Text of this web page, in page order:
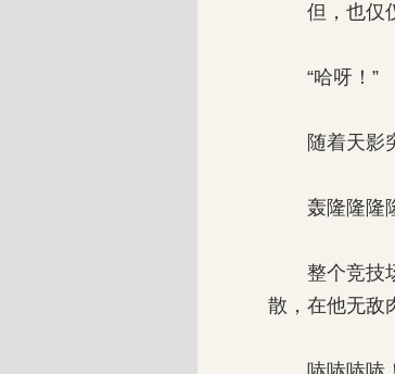
但，也仅仅
“哈呀！”
随着天影突
轰隆隆隆
整个竞技场
散，在他无敌